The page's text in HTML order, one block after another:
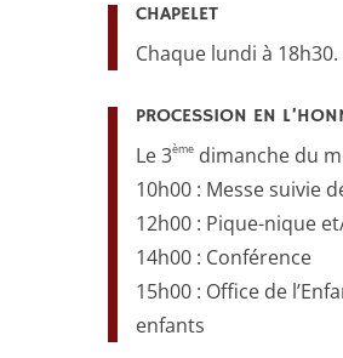
CHAPELET
Chaque lundi à 18h30.
PROCESSION EN
Le 3èmedimanche du
10h00 : Messe suivie
12h00 : Pique-nique
14h00 : Conférence
15h00 : Office de
enfants